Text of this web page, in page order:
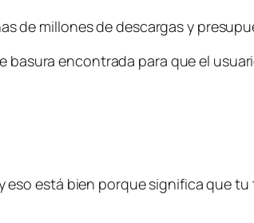
de millones de descargas y
encontrada para que el
eso está bien porque significa que